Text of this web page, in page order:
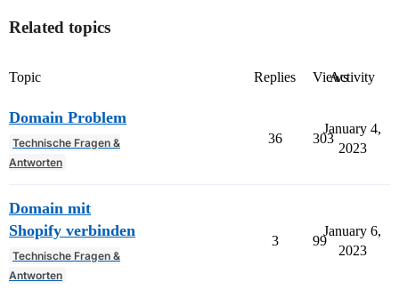
Related topics
Topic Replies ViewsActivity
Domain Problem
Technische Fragen &
Antworten
36 303
January 4,
2023
Domain mit
Shopify verbinden
Technische Fragen &
Antworten
3 99
January 6,
2023